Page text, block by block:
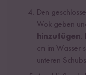
Den
Wok geben
hinzufügen.
cm im Wasser
unteren